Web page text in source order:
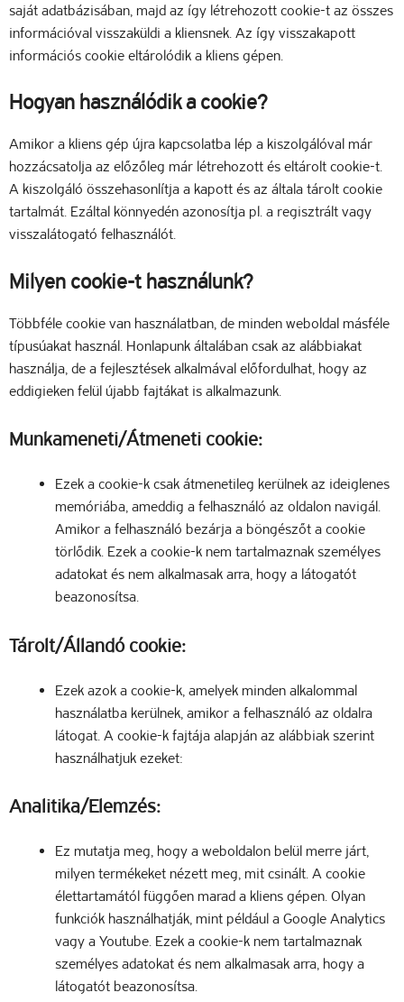
saját adatbázisában, majd az így létrehozott cookie-t az összes
információval visszaküldi a kliensnek. Az így visszakapott
információs cookie eltárolódik a kliens gépen.
Hogyan használódik a cookie?
Amikor a kliens gép újra kapcsolatba lép a kiszolgálóval már
hozzácsatolja az előzőleg már létrehozott és eltárolt cookie-t.
A kiszolgáló összehasonlítja a kapott és az általa tárolt cookie
tartalmát. Ezáltal könnyedén azonosítja pl. a regisztrált vagy
visszalátogató felhasználót.
Milyen cookie-t használunk?
Többféle cookie van használatban, de minden weboldal másféle
típusúakat használ. Honlapunk általában csak az alábbiakat
használja, de a fejlesztések alkalmával előfordulhat, hogy az
eddigieken felül újabb fajtákat is alkalmazunk.
Munkameneti/Átmeneti cookie:
Ezek a cookie-k csak átmenetileg kerülnek az ideiglenes
memóriába, ameddig a felhasználó az oldalon navigál.
Amikor a felhasználó bezárja a böngészőt a cookie
törlődik. Ezek a cookie-k nem tartalmaznak személyes
adatokat és nem alkalmasak arra, hogy a látogatót
beazonosítsa.
Tárolt/Állandó cookie:
Ezek azok a cookie-k, amelyek minden alkalommal
használatba kerülnek, amikor a felhasználó az oldalra
látogat. A cookie-k fajtája alapján az alábbiak szerint
használhatjuk ezeket:
Analitika/Elemzés:
Ez mutatja meg, hogy a weboldalon belül merre járt,
milyen termékeket nézett meg, mit csinált. A cookie
élettartamától függően marad a kliens gépen. Olyan
funkciók használhatják, mint például a Google Analytics
vagy a Youtube. Ezek a cookie-k nem tartalmaznak
személyes adatokat és nem alkalmasak arra, hogy a
látogatót beazonosítsa.